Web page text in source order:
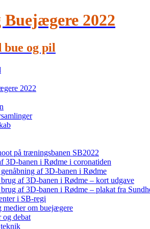
Buejægere 2022
bue og pil
2022
på træningsbanen SB2022
3D-banen i Rødme i coronatiden
af 3D-banen i Rødme
af 3D-banen i Rødme – kort udgave
af 3D-banen i Rødme – plakat fra
i SB-regi
medier om buejægere
og debat